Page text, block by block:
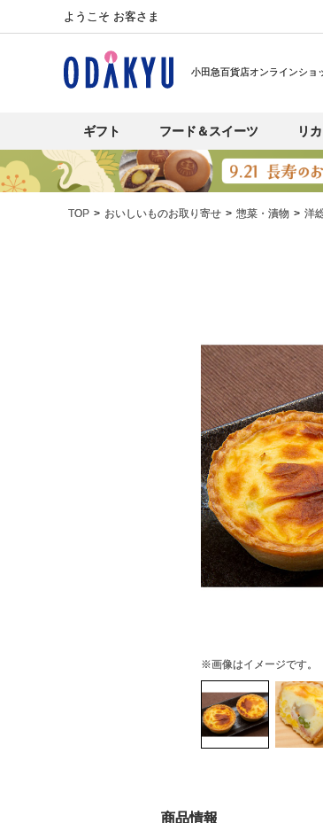
ようこそ お客さま
小田急百貨店オンラインショ
ギフト フード＆スイーツ リ
TOP おいしいものお取り寄せ 惣菜・漬物 洋
※画像はイメージです。
商品情報